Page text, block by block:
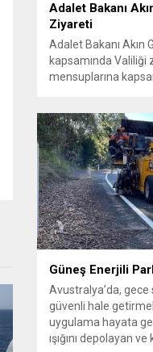
Adalet Bakanı
Ziyareti
Adalet Bakanı Akın
kapsamında Valiliği
mensuplarına
dosyaların yeniden
vatandaşların
güçlendirilmesine
atıldığını ifade etti.
jeopolitik öneminin
bölgesel
desteklenmesi
Güneş Enerjili
Avustralya’da,
güvenli hale
uygulama hayata
ışığını depolayan